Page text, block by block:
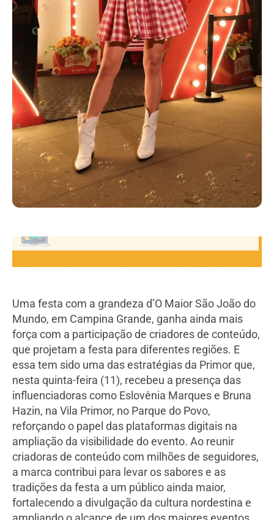
Uma festa com a grandeza d’O Maior São João do
Mundo, em Campina Grande, ganha ainda mais
força com a participação de criadores de conteúdo,
que projetam a festa para diferentes regiões. E
essa tem sido uma das estratégias da Primor que,
nesta quinta-feira (11), recebeu a presença das
influenciadoras como Eslovênia Marques e Bruna
Hazin, na Vila Primor, no Parque do Povo,
reforçando o papel das plataformas digitais na
ampliação da visibilidade do evento. Ao reunir
criadoras de conteúdo com milhões de seguidores,
a marca contribui para levar os sabores e as
tradições da festa a um público ainda maior,
fortalecendo a divulgação da cultura nordestina e